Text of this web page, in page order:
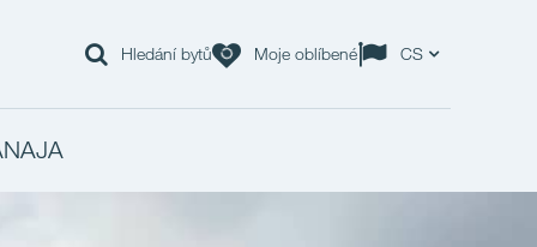
Hledání bytů Moje oblíbené CS